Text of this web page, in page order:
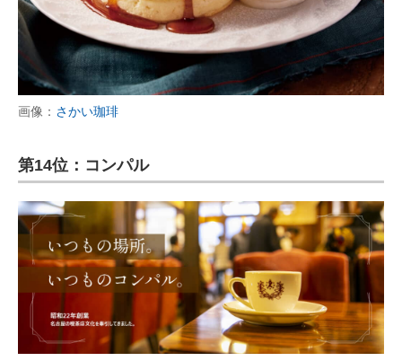
画像： さかい珈琲
第14位：コンパル